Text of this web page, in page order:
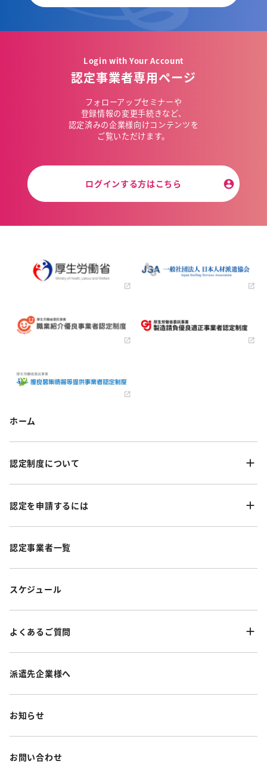
Login with Your Account
認定事業者専用ページ
フォローアップセミナーや
登録情報の変更手続きなど、
認定済みの企業様向けコンテンツを
ご覧いただけます。
ログインする方はこちら
ホーム
認定制度について
認定を申請するには
認定事業者一覧
スケジュール
よくあるご質問
派遣先企業様へ
お知らせ
お問い合わせ